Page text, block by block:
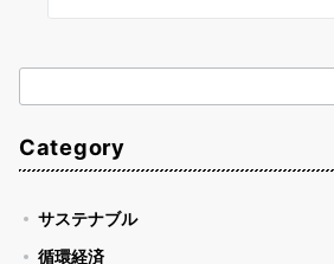
索
Category
サステナブル
循環経済